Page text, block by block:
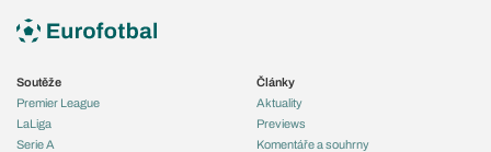
Soutěže
Premier League
LaLiga
Serie A
Články
Aktuality
Previews
Komentáře a souhrny